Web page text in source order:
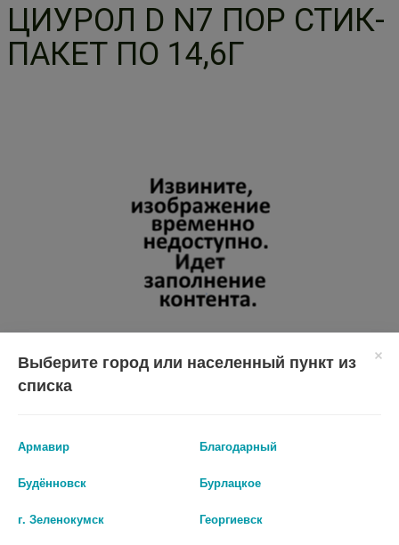
ЦИУРОЛ D N7 ПОР СТИК-
ПАКЕТ ПО 14,6Г
Перед применением необходимо проконсультироваться
Производитель оставляет за собой право изменять внешний вид и
1419
Выберите город или населенный пункт из
списка
Армавир Благодарный
Будённовск Бурлацкое
г. Зеленокумск Георгиевск